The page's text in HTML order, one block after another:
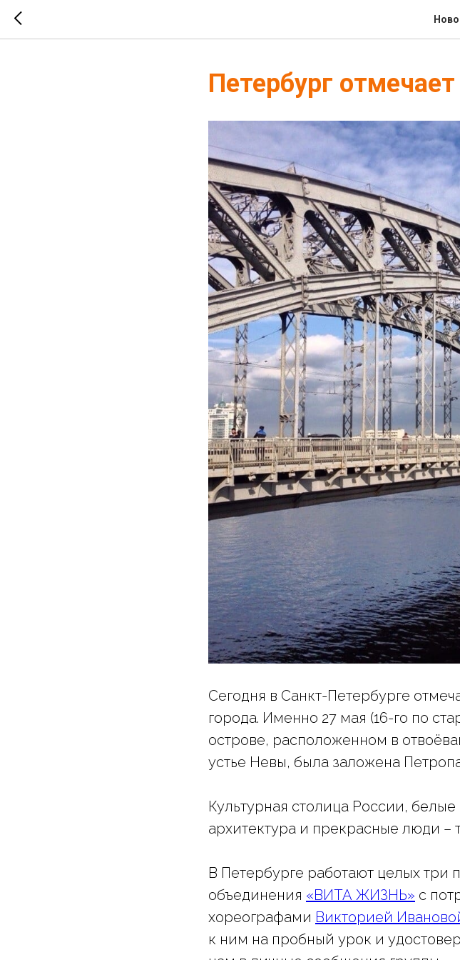
Петербург
Сегодня в Санкт-Петербурге
города. Именно 27 мая (16-го по
острове, расположенном в
устье Невы, была заложена
Культурная столица России,
архитектура и прекрасные люди –
В Петербурге работают целых три
объединения «ВИТА ЖИЗНЬ» с
хореографами Викторией
к ним на пробный урок и